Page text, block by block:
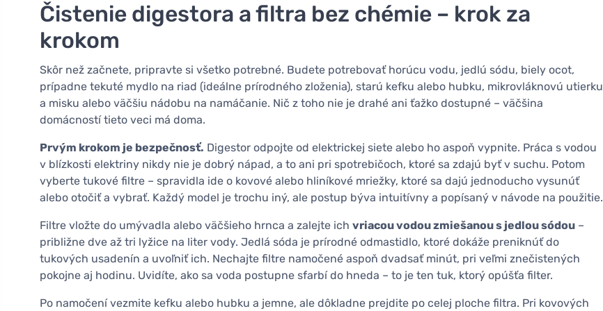
Čistenie digestora a filtra bez chémie – krok za
krokom
Skôr než začnete, pripravte si všetko potrebné. Budete potrebovať horúcu vodu, jedlú sódu, biely ocot,
prípadne tekuté mydlo na riad (ideálne prírodného zloženia), starú kefku alebo hubku, mikrovláknovú utierku
a misku alebo väčšiu nádobu na namáčanie. Nič z toho nie je drahé ani ťažko dostupné – väčšina
domácností tieto veci má doma.
Prvým krokom je bezpečnosť. Digestor odpojte od elektrickej siete alebo ho aspoň vypnite. Práca s vodou
v blízkosti elektriny nikdy nie je dobrý nápad, a to ani pri spotrebičoch, ktoré sa zdajú byť v suchu. Potom
vyberte tukové filtre – spravidla ide o kovové alebo hliníkové mriežky, ktoré sa dajú jednoducho vysunúť
alebo otočiť a vybrať. Každý model je trochu iný, ale postup býva intuitívny a popísaný v návode na použitie.
Filtre vložte do umývadla alebo väčšieho hrnca a zalejte ich vriacou vodou zmiešanou s jedlou sódou –
približne dve až tri lyžice na liter vody. Jedlá sóda je prírodné odmastidlo, ktoré dokáže preniknúť do
tukových usadenín a uvoľniť ich. Nechajte filtre namočené aspoň dvadsať minút, pri veľmi znečistených
pokojne aj hodinu. Uvidíte, ako sa voda postupne sfarbí do hneda – to je ten tuk, ktorý opúšťa filter.
Po namočení vezmite kefku alebo hubku a jemne, ale dôkladne prejdite po celej ploche filtra. Pri kovových